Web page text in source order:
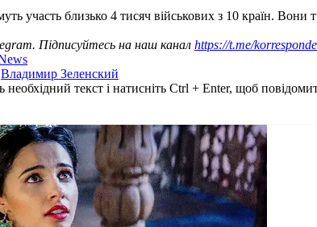
участь близько 4 тисяч військових з 10 країн. Вони
Підписуйтесь на наш канал https://t.me/
Владимир Зеленский
текст і натисніть Ctrl + Enter, щоб